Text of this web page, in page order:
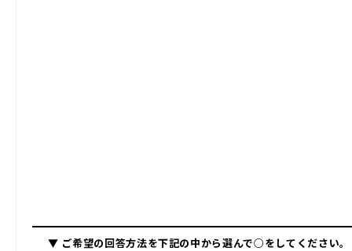
▼ ご希望の回答方法を下記の中から選んで○をしてください。